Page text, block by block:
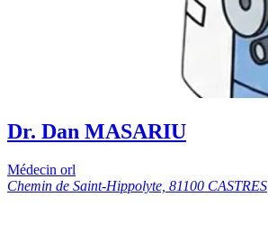
Dr. Dan MASARIU
Médecin orl
Chemin de Saint-Hippolyte, 81100 CASTRES